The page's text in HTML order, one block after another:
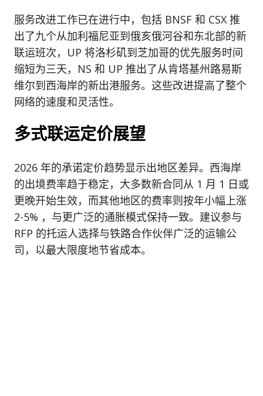
服务改进工作已在进行中，包括 BNSF 和 CSX 推
出了九个从加利福尼亚到俄亥俄河谷和东北部的新
联运班次，UP 将洛杉矶到芝加哥的优先服务时间
缩短为三天，NS 和 UP 推出了从肯塔基州路易斯
维尔到西海岸的新出港服务。这些改进提高了整个
网络的速度和灵活性。
多式联运定价展望
2026 年的承诺定价趋势显示出地区差异。西海岸
的出境费率趋于稳定，大多数新合同从 1 月 1 日或
更晚开始生效，而其他地区的费率则按年小幅上涨
2-5% ，与更广泛的通胀模式保持一致。建议参与
RFP 的托运人选择与铁路合作伙伴广泛的运输公
司，以最大限度地节省成本。